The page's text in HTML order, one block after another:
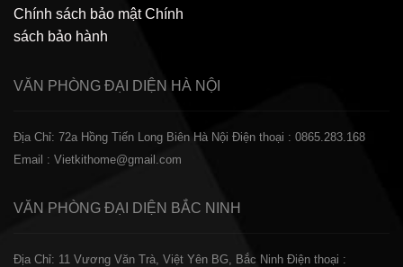
Chính sách bảo mật Chính
sách bảo hành
VĂN PHÒNG ĐẠI DIỆN HÀ NỘI
Địa Chỉ: 72a Hồng Tiến Long Biên Hà Nội Điện thoại : 0865.283.168
Email : Vietkithome@gmail.com
VĂN PHÒNG ĐẠI DIỆN BẮC NINH
Địa Chỉ: 11 Vương Văn Trà, Việt Yên BG, Bắc Ninh Điện thoại :